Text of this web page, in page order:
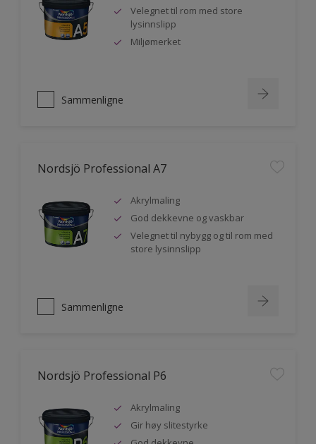
Velegnet til rom med store
lysinnslipp
Miljømerket
Sammenligne
Nordsjö Professional A7
Akrylmaling
God dekkevne og vaskbar
Velegnet til nybygg og til rom med
store lysinnslipp
Sammenligne
Nordsjö Professional P6
Akrylmaling
Gir høy slitestyrke